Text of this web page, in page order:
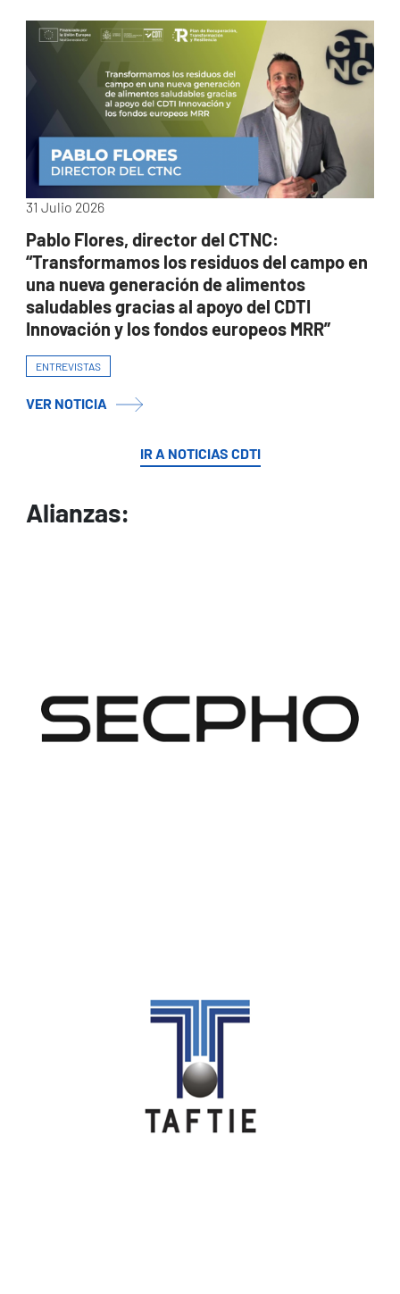
31 Julio 2026
Pablo Flores, director del CTNC:
“Transformamos los residuos del campo en
una nueva generación de alimentos
saludables gracias al apoyo del CDTI
Innovación y los fondos europeos MRR”
ENTREVISTAS
VER NOTICIA
IR A NOTICIAS CDTI
Alianzas: